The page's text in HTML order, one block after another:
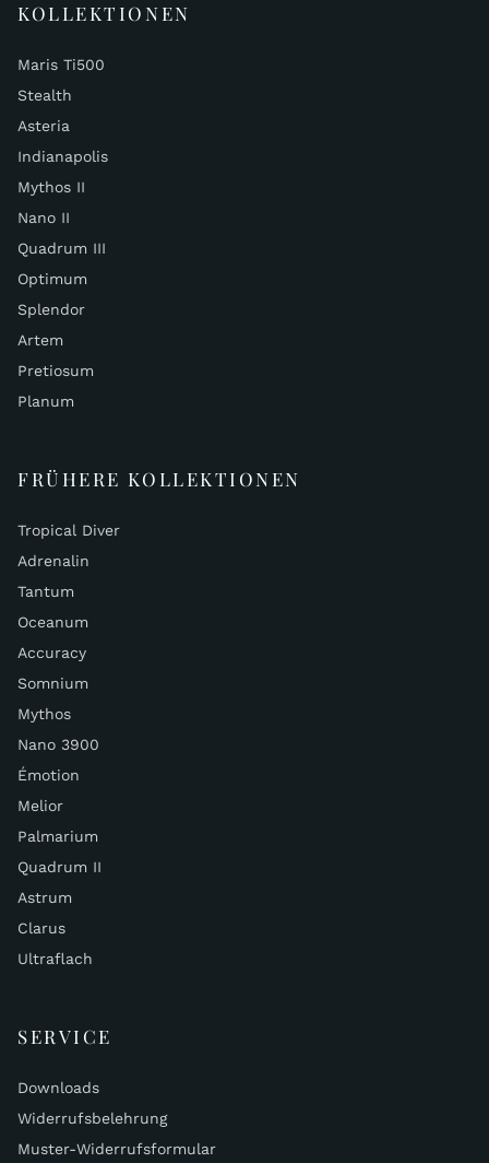
KOLLEKTIONEN
Maris Ti500
Stealth
Asteria
Indianapolis
Mythos II
Nano II
Quadrum III
Optimum
Splendor
Artem
Pretiosum
Planum
FRÜHERE KOLLEKTIONEN
Tropical Diver
Adrenalin
Tantum
Oceanum
Accuracy
Somnium
Mythos
Nano 3900
Émotion
Melior
Palmarium
Quadrum II
Astrum
Clarus
Ultraflach
SERVICE
Downloads
Widerrufsbelehrung
Muster-Widerrufsformular